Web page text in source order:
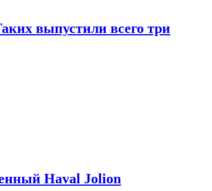
выпустили всего три
Haval Jolion